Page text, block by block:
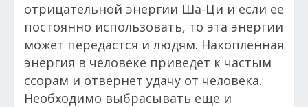
отрицательной энергии Ша-Ци и если ее
постоянно использовать, то эта энергии
может передастся и людям. Накопленная
энергия в человеке приведет к частым
ссорам и отвернет удачу от человека.
Необходимо выбрасывать еще и